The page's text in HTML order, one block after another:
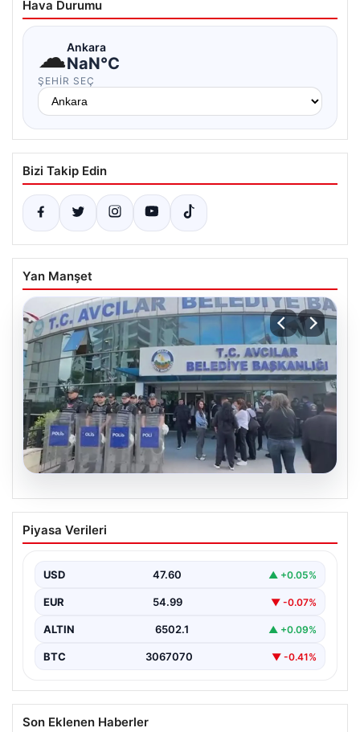
Hava Durumu
☁Ankara
NaN°C
ŞEHIR SEÇ
Bizi Takip Edin
Yan Manşet
05.08.2026
Avcılar Belediyesi’ne operasyon. 12
şüpheli gözaltına alındı
Piyasa Verileri
USD 47.60 ▲ +0.05%
EUR 54.99 ▼ -0.07%
ALTIN 6502.1 ▲ +0.09%
BTC 3067070 ▼ -0.41%
Son Eklenen Haberler